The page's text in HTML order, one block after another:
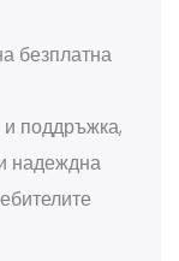
безплатна
поддръжка,
надеждна